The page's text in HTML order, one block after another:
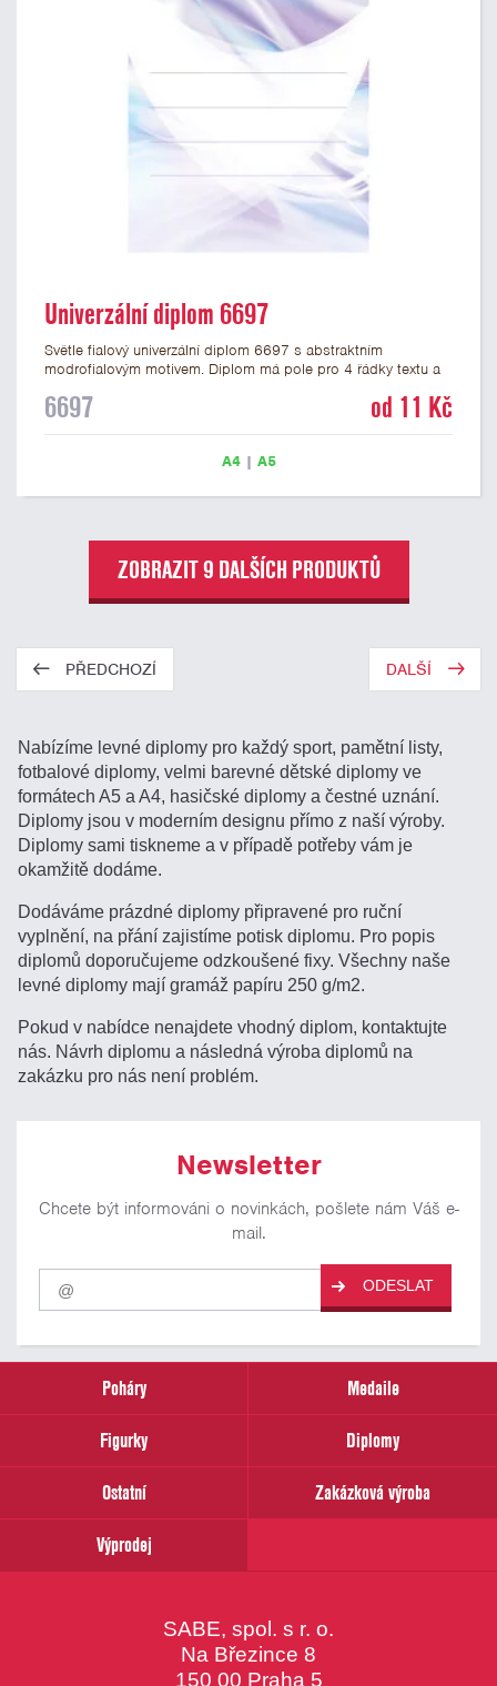
Univerzální diplom 6697
Světle fialový univerzální diplom 6697 s abstraktním
modrofialovým motivem. Diplom má pole pro 4 řádky textu a
ve formátu A4 a A5. Papírový diplom s univerzálním
6697 od 11 Kč
A4| A5
ZOBRAZIT 9 DALŠÍCH PRODUKTŮ
PŘEDCHOZÍ DALŠÍ
Nabízíme levné diplomy pro každý sport, pamětní listy,
fotbalové diplomy, velmi barevné dětské diplomy ve
formátech A5 a A4, hasičské diplomy a čestné uznání.
Diplomy jsou v moderním designu přímo z naší výroby.
Diplomy sami tiskneme a v případě potřeby vám je
okamžitě dodáme.
Dodáváme prázdné diplomy připravené pro ruční
vyplnění, na přání zajistíme potisk diplomu. Pro popis
diplomů doporučujeme odzkoušené fixy. Všechny naše
levné diplomy mají gramáž papíru 250 g/m2.
Pokud v nabídce nenajdete vhodný diplom, kontaktujte
nás. Návrh diplomu a následná výroba diplomů na
zakázku pro nás není problém.
Newsletter
Chcete být informováni o novinkách, pošlete nám Váš e-
mail.
Pro
odběr
našich
email
ODESLAT
Poháry
Medaile
Figurky
Diplomy
Ostatní
Zakázková výroba
Výprodej
SABE, spol. s r. o.
Na Březince 8
150 00 Praha 5